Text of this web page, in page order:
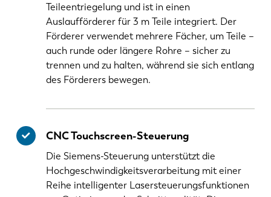
Teileentriegelung und ist in einen
Auslaufförderer für 3 m Teile integriert. Der
Förderer verwendet mehrere Fächer, um Teile –
auch runde oder längere Rohre – sicher zu
trennen und zu halten, während sie sich entlang
des Förderers bewegen.
CNC Touchscreen-Steuerung
Die Siemens-Steuerung unterstützt die
Hochgeschwindigkeitsverarbeitung mit einer
Reihe intelligenter Lasersteuerungsfunktionen